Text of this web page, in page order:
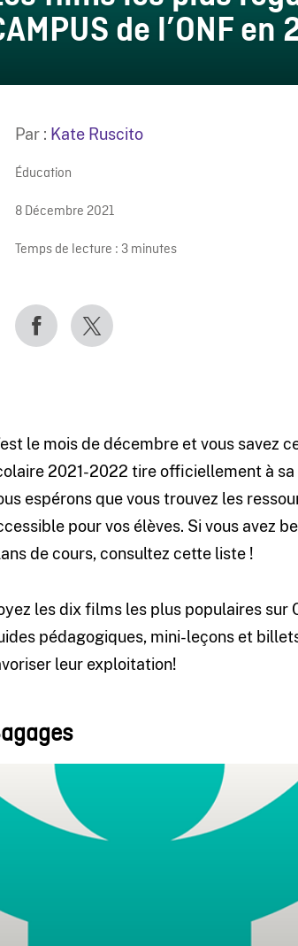
de l’ONF en
Par : Kate Ruscito
Éducation
8 Décembre 2021
Temps de lecture : 3 minutes
le mois de décembre et vous savez
2021-2022 tire officiellement à sa
espérons que vous trouvez les
pour vos élèves. Si vous avez
de cours, consultez cette liste !
les dix films les plus populaires sur
pédagogiques, mini-leçons et
leur exploitation!